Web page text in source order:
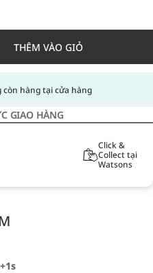
THÊM VÀO GIỎ
hàng tại cửa hàng
GIAO HÀNG
Click &
Collect tại
Watsons